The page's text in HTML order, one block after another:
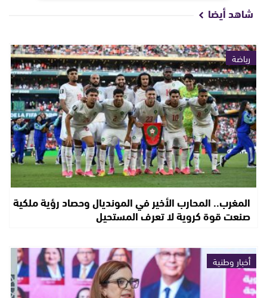
شاهد أيضا
رياضة
المغرب.. المحارب الأخير في المونديال وحصاد رؤية ملكية
صنعت قوة كروية لا تعرف المستحيل
أخبار وطنية